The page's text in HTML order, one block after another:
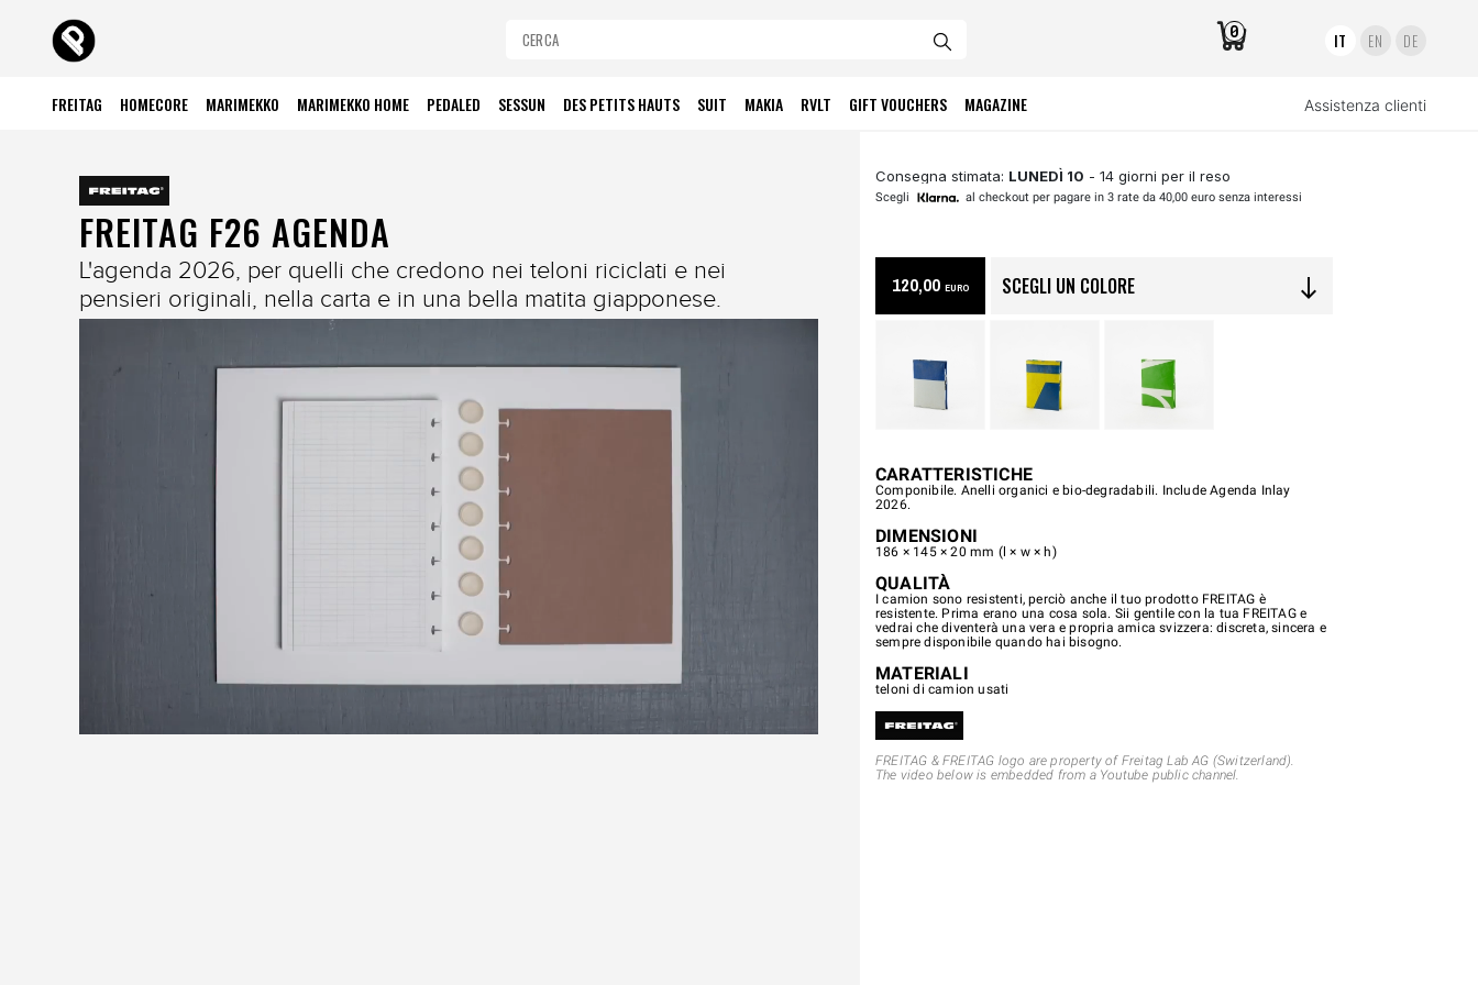
0 IT EN DE
FREITAG HOMECORE MARIMEKKO MARIMEKKO HOME PEDALED SESSUN DES PETITS HAUTS SUIT MAKIA RVLT GIFT VOUCHERS MAGAZINE Assistenza clienti
Consegna stimata: LUNEDÌ 10 - 14 giorni per il reso
Scegli al checkout per pagare in 3 rate da 40,00 euro senza interessi
FREITAG F26 AGENDA
L'agenda 2026, per quelli che credono nei teloni riciclati e nei
pensieri originali, nella carta e in una bella matita giapponese.
120,00 EURO SCEGLI UN COLORE south
CARATTERISTICHE
Componibile. Anelli organici e bio-degradabili. Include Agenda Inlay
2026.
DIMENSIONI
186 × 145 × 20 mm (l × w × h)
QUALITÀ
I camion sono resistenti, perciò anche il tuo prodotto FREITAG è
resistente. Prima erano una cosa sola. Sii gentile con la tua FREITAG e
vedrai che diventerà una vera e propria amica svizzera: discreta, sincera e
sempre disponibile quando hai bisogno.
MATERIALI
teloni di camion usati
FREITAG & FREITAG logo are property of Freitag Lab AG (Switzerland).
The video below is embedded from a Youtube public channel.